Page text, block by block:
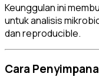
Keunggulan ini
untuk analisis
dan reproducible.
Cara